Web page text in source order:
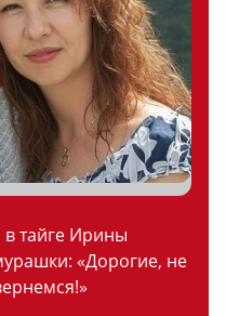
тайге Ирины
«Дорогие, не